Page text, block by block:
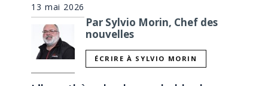
13 mai 2026
Par Sylvio Morin, Chef des
nouvelles
ÉCRIRE À SYLVIO MORIN